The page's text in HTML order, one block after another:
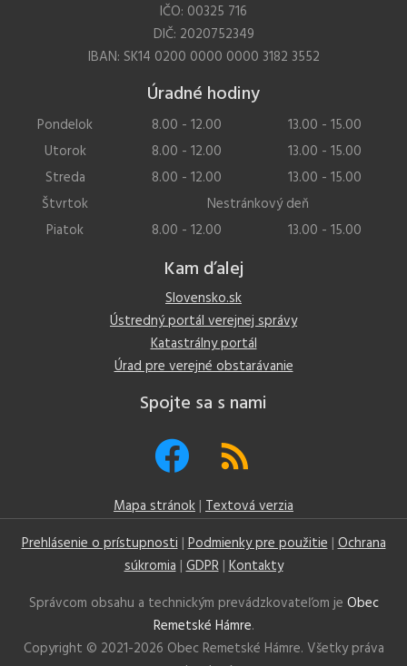
IČO: 00325 716
DIČ: 2020752349
IBAN: SK14 0200 0000 0000 3182 3552
Úradné hodiny
Pondelok 8.00 - 12.00
13.00 - 15.00
Utorok
8.00 - 12.00
13.00 - 15.00
Streda
8.00 - 12.00
13.00 - 15.00
Štvrtok
Nestránkový deň
Piatok
8.00 - 12.00 13.00 - 15.00
Kam ďalej
Slovensko.sk
Ústredný portál verejnej správy
Katastrálny portál
Úrad pre verejné obstarávanie
Spojte sa s nami
Mapa stránok | Textová verzia
Prehlásenie o prístupnosti|Podmienky pre použitie|Ochrana
súkromia|GDPR|Kontakty
Správcom obsahu a technickým prevádzkovateľom je Obec
Remetské Hámre.
Copyright © 2021-2026 Obec Remetské Hámre. Všetky práva